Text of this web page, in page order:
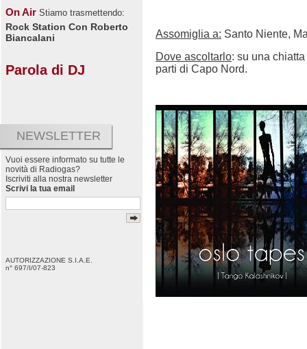
On Air Stiamo trasmettendo:
Rock Station Con Roberto
Biancalani
Parola di DJ
NEWSLETTER
Vuoi essere informato su tutte le
novità di Radiogas?
Iscriviti alla nostra newsletter
Scrivi la tua email
AUTORIZZAZIONE S.I.A.E.
n° 697/I/07-823
Assomiglia a: Santo Niente,
Dove ascoltarlo: su una
parti di Capo Nord.